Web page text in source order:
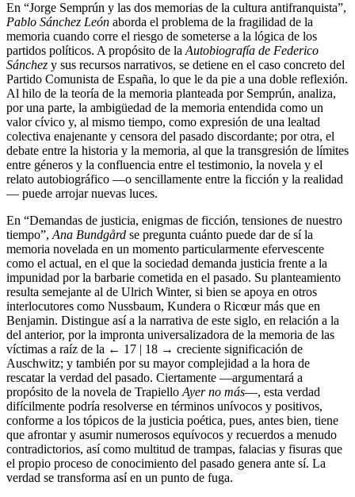
En “Jorge Semprún y las dos memorias de la cultura antifranquista”,
Pablo Sánchez León aborda el problema de la fragilidad de la
memoria cuando corre el riesgo de someterse a la lógica de los
partidos políticos. A propósito de la Autobiografía de Federico
Sánchez y sus recursos narrativos, se detiene en el caso concreto del
Partido Comunista de España, lo que le da pie a una doble reflexión.
Al hilo de la teoría de la memoria planteada por Semprún, analiza,
por una parte, la ambigüedad de la memoria entendida como un
valor cívico y, al mismo tiempo, como expresión de una lealtad
colectiva enajenante y censora del pasado discordante; por otra, el
debate entre la historia y la memoria, al que la transgresión de límites
entre géneros y la confluencia entre el testimonio, la novela y el
relato autobiográfico —o sencillamente entre la ficción y la realidad
— puede arrojar nuevas luces.
En “Demandas de justicia, enigmas de ficción, tensiones de nuestro
tiempo”, Ana Bundgård se pregunta cuánto puede dar de sí la
memoria novelada en un momento particularmente efervescente
como el actual, en el que la sociedad demanda justicia frente a la
impunidad por la barbarie cometida en el pasado. Su planteamiento
resulta semejante al de Ulrich Winter, si bien se apoya en otros
interlocutores como Nussbaum, Kundera o Ricœur más que en
Benjamin. Distingue así a la narrativa de este siglo, en relación a la
del anterior, por la impronta universalizadora de la memoria de las
víctimas a raíz de la ← 17 | 18 → creciente significación de
Auschwitz; y también por su mayor complejidad a la hora de
rescatar la verdad del pasado. Ciertamente —argumentará a
propósito de la novela de Trapiello Ayer no más—, esta verdad
difícilmente podría resolverse en términos unívocos y positivos,
conforme a los tópicos de la justicia poética, pues, antes bien, tiene
que afrontar y asumir numerosos equívocos y recuerdos a menudo
contradictorios, así como multitud de trampas, falacias y fisuras que
el propio proceso de conocimiento del pasado genera ante sí. La
verdad se transforma así en un punto de fuga.